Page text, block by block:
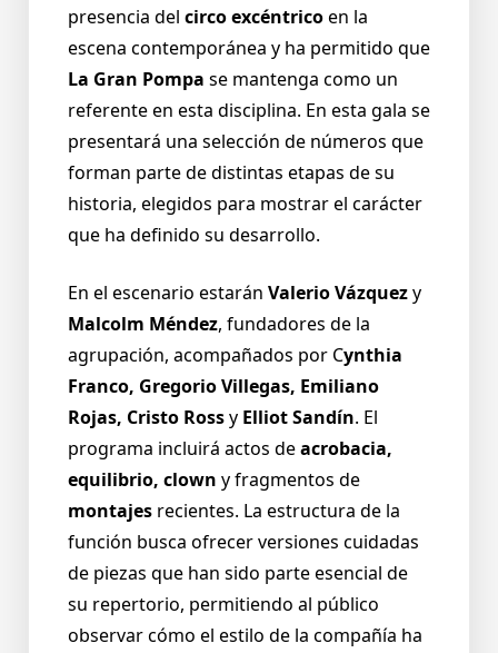
presencia del circo excéntricoen la
escena contemporánea y ha permitido que
La Gran Pompa se mantenga como un
referente en esta disciplina. En esta gala se
presentará una selección de números que
forman parte de distintas etapas de su
historia, elegidos para mostrar el carácter
que ha definido su desarrollo.
En el escenario estarán Valerio Vázquezy
Malcolm Méndez, fundadores de la
agrupación, acompañados por Cynthia
Franco, Gregorio Villegas, Emiliano
Rojas, Cristo Rossy Elliot Sandín. El
programa incluirá actos deacrobacia,
equilibrio, clown y fragmentos de
montajes recientes. La estructura de la
función busca ofrecer versiones cuidadas
de piezas que han sido parte esencial de
su repertorio, permitiendo al público
observar cómo el estilo de la compañía ha